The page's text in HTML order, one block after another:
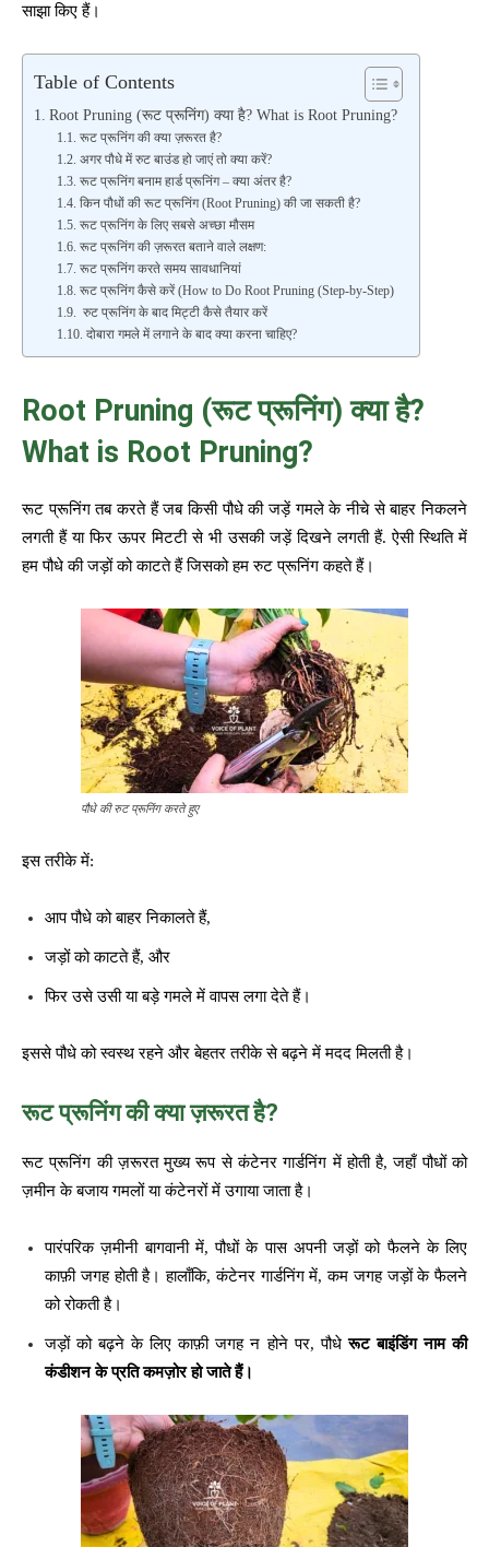
साझा किए हैं।
Table of Contents
Root Pruning (रूट प्रूनिंग) क्या है? What is Root Pruning?
रूट प्रूनिंग की क्या ज़रूरत है?
अगर पौधे में रुट बाउंड हो जाएं तो क्या करें?
रूट प्रूनिंग बनाम हार्ड प्रूनिंग – क्या अंतर है?
किन पौधों की रूट प्रूनिंग (Root Pruning) की जा सकती है?
रूट प्रूनिंग के लिए सबसे अच्छा मौसम
रूट प्रूनिंग की ज़रूरत बताने वाले लक्षण:
रूट प्रूनिंग करते समय सावधानियां
रूट प्रूनिंग कैसे करें (How to Do Root Pruning (Step-by-Step)
रुट प्रूनिंग के बाद मिट्टी कैसे तैयार करें
दोबारा गमले में लगाने के बाद क्या करना चाहिए?
Root Pruning (रूट प्रूनिंग) क्या है?
What is Root Pruning?
रूट प्रूनिंग तब करते हैं जब किसी पौधे की जड़ें गमले के नीचे से बाहर निकलने
लगती हैं या फिर ऊपर मिटटी से भी उसकी जड़ें दिखने लगती हैं. ऐसी स्थिति में
हम पौधे की जड़ों को काटते हैं जिसको हम रुट प्रूनिंग कहते हैं।
पौधे की रुट प्रूनिंग करते हुए
इस तरीके में:
आप पौधे को बाहर निकालते हैं,
जड़ों को काटते हैं, और
फिर उसे उसी या बड़े गमले में वापस लगा देते हैं।
इससे पौधे को स्वस्थ रहने और बेहतर तरीके से बढ़ने में मदद मिलती है।
रूट प्रूनिंग की क्या ज़रूरत है?
रूट प्रूनिंग की ज़रूरत मुख्य रूप से कंटेनर गार्डनिंग में होती है, जहाँ पौधों को
ज़मीन के बजाय गमलों या कंटेनरों में उगाया जाता है।
पारंपरिक ज़मीनी बागवानी में, पौधों के पास अपनी जड़ों को फैलने के लिए
काफ़ी जगह होती है। हालाँकि, कंटेनर गार्डनिंग में, कम जगह जड़ों के फैलने
को रोकती है।
जड़ों को बढ़ने के लिए काफ़ी जगह न होने पर, पौधेरूट बाइंडिंग नाम की
कंडीशन के प्रति कमज़ोर हो जाते हैं।